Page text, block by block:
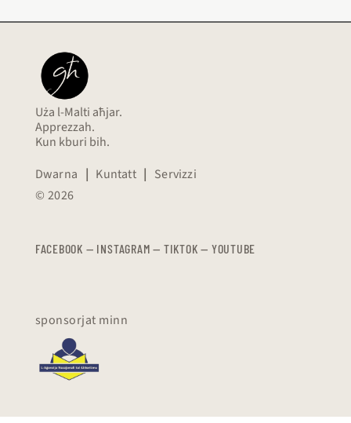
Uża l-Malti aħjar.
Apprezzah.
Kun kburi bih.
Dwarna | Kuntatt | Servizzi
© 2026
FACEBOOK — INSTAGRAM — TIKTOK — YOUTUBE
sponsorjat minn